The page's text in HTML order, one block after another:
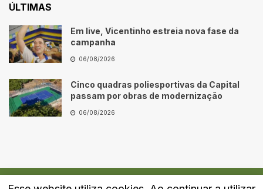
ÚLTIMAS
Em live, Vicentinho estreia nova fase da
campanha
06/08/2026
Cinco quadras poliesportivas da Capital
passam por obras de modernização
06/08/2026